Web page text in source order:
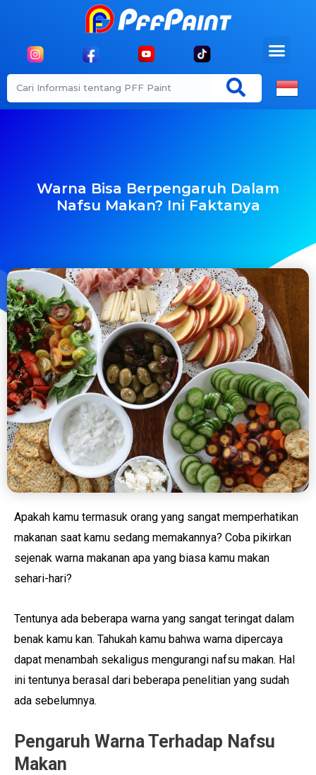
Warna Bisa Berpengaruh Dalam
Nafsu Makan? Ini Faktanya
Apakah kamu termasuk orang yang sangat memperhatikan
makanan saat kamu sedang memakannya? Coba pikirkan
sejenak warna makanan apa yang biasa kamu makan
sehari-hari?
Tentunya ada beberapa warna yang sangat teringat dalam
benak kamu kan. Tahukah kamu bahwa warna dipercaya
dapat menambah sekaligus mengurangi nafsu makan. Hal
ini tentunya berasal dari beberapa penelitian yang sudah
ada sebelumnya.
Pengaruh Warna Terhadap Nafsu
Makan